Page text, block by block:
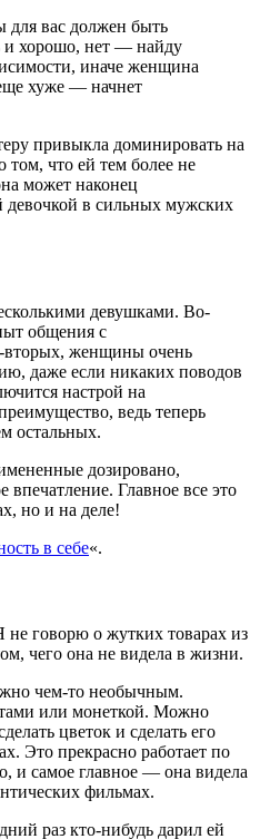
вас должен быть
и хорошо, нет — найду
иначе женщина
хуже — начнет
привыкла доминировать на
том, что ей тем более не
может наконец
девочкой в сильных мужских
девушками. Во-
общения с
женщины очень
даже если никаких поводов
настрой на
ведь теперь
остальных.
дозировано,
Главное все это
но и на деле!
в себе«.
говорю о жутких товарах из
чего она не видела в жизни.
чем-то необычным.
или монеткой. Можно
цветок и сделать его
Это прекрасно работает по
и самое главное — она видела
фильмах.
раз кто-нибудь дарил ей